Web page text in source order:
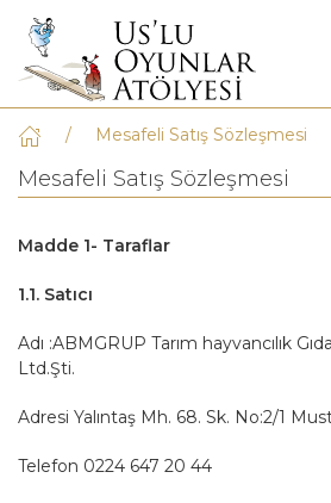
Mesafeli Satış Sözleşmesi
Mesafeli Satış Sözleşmesi
Madde 1- Taraflar
1.1. Satıcı
Adı :ABMGRUP Tarım hayvancılık
Ltd.Şti.
Adresi Yalıntaş Mh. 68. Sk. No:2/1
Telefon 0224 647 20 44